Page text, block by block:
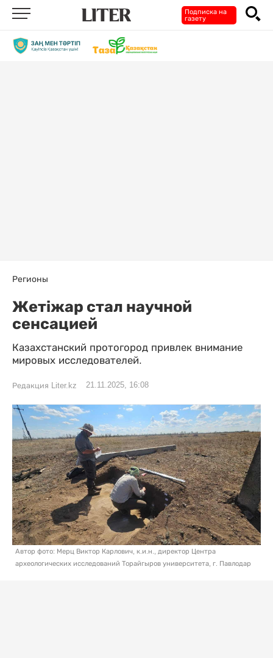
Подписка на
газету
Регионы
Жетіжар стал научной
сенсацией
Казахстанский протогород привлек внимание
мировых исследователей.
Редакция Liter.kz 21.11.2025, 16:08
Автор фото: Мерц Виктор Карлович, к.и.н., директор Центра
археологических исследований Торайгыров университета, г. Павлодар